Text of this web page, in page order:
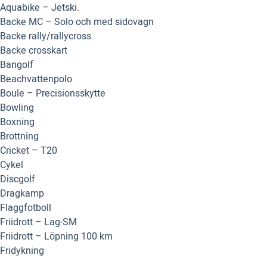
Aquabike – Jetski.
Backe MC – Solo och med sidovagn
Backe rally/rallycross
Backe crosskart
Bangolf
Beachvattenpolo
Boule – Precisionsskytte
Bowling
Boxning
Brottning
Cricket – T20
Cykel
Discgolf
Dragkamp
Flaggfotboll
Friidrott – Lag-SM
Friidrott – Löpning 100 km
Fridykning